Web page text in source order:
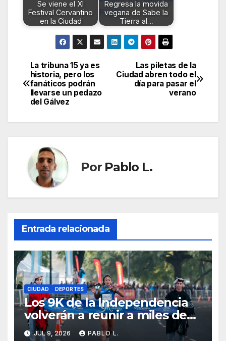
Se viene el XI
Festival Cervantino
en la Ciudad
Regresa la movida
vegana de Sabe la
Tierra al…
Navegación
de
Las piletas de la
Ciudad abren todo el
día para pasar el
verano
La tribuna 15 ya es
historia, pero los
fanáticos podrán
llevarse un pedazo
del Gálvez
Por Pablo L.
Entrada relacionada
CIUDAD DEPORTES
Los 9K de la Independencia
volverán a reunir a miles de
corredores con un homenaje
JUL 9, 2026 PABLO L.